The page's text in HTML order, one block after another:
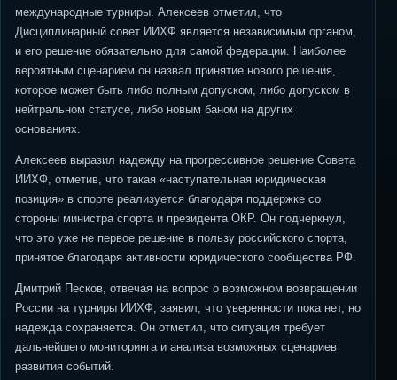
международные турниры. Алексеев отметил, что
Дисциплинарный совет ИИХФ является независимым органом,
и его решение обязательно для самой федерации. Наиболее
вероятным сценарием он назвал принятие нового решения,
которое может быть либо полным допуском, либо допуском в
нейтральном статусе, либо новым баном на других
основаниях.
Алексеев выразил надежду на прогрессивное решение Совета
ИИХФ, отметив, что такая «наступательная юридическая
позиция» в спорте реализуется благодаря поддержке со
стороны министра спорта и президента ОКР. Он подчеркнул,
что это уже не первое решение в пользу российского спорта,
принятое благодаря активности юридического сообщества РФ.
Дмитрий Песков, отвечая на вопрос о возможном возвращении
России на турниры ИИХФ, заявил, что уверенности пока нет, но
надежда сохраняется. Он отметил, что ситуация требует
дальнейшего мониторинга и анализа возможных сценариев
развития событий.